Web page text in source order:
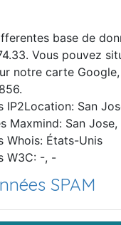
base de
Vous pouvez
notre carte
IP2Location: San
Maxmind: San
Whois: États-Unis
W3C: -, -
SPAM